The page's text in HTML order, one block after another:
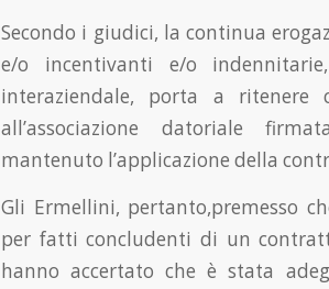
Secondo i giudici, la continua
e/o incentivanti e/o
interaziendale, porta a
all’associazione datoriale
mantenuto l’applicazione della
Gli Ermellini, pertanto,premesso
per fatti concludenti di un
hanno accertato che è stata